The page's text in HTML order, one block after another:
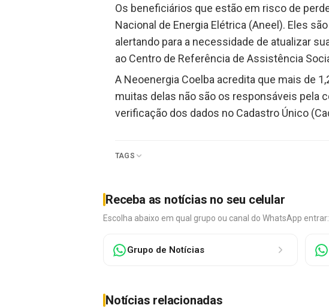
Os beneficiários que estão em risco de
Nacional de Energia Elétrica (Aneel). Eles
alertando para a necessidade de atualizar
ao Centro de Referência de Assistência
A Neoenergia Coelba acredita que mais de
muitas delas não são os responsáveis pela
verificação dos dados no Cadastro Único
TAGS
Receba as notícias no seu celular
Escolha abaixo em qual grupo ou canal do WhatsApp entrar:
Grupo de Notícias
Notícias relacionadas